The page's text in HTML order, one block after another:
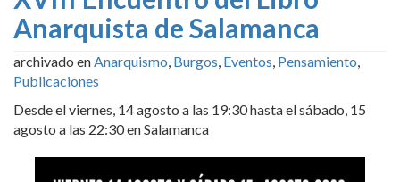
Anarquista de Salamanca
archivado enAnarquismo, Burgos, Eventos, Pensamiento,
Publicaciones
Desde el viernes, 14 agosto a las 19:30 hasta el sábado, 15
agosto a las 22:30 en Salamanca